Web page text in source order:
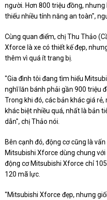
người. Hơn 800 triệu đồng,
thiếu nhiều tính năng an toàn",
Cùng quan điểm, chị Thu Thảo
Xforce là xe có thiết kế đẹp,
thêm vì quá ít trang bị.
"Gia đình tôi đang tìm hiểu
nghĩ lăn bánh phải gần 900 triệu
Trong khi đó, các bản khác giá
khác biệt nhiều quá, nhất là bản
dẫn", chị Thảo nói.
Bên cạnh đó, động cơ cũng là
Mitsubishi Xforce dùng chung
động cơ Mitsubishi Xforce chỉ
120 mã lực.
"Mitsubishi Xforce đẹp, nhưng